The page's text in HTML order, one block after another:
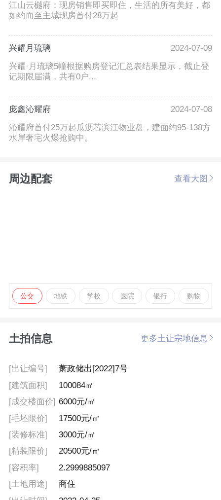
江山云樾府：现房销售即买即住，生活的所有美好，都
如约而至主城现房首付28万起
兴耀月琉璃
2024-07-09
兴耀·月琉璃5幢根据购房登记汇总表结果显示，截止登
记期限届满，共有0户...
庞鑫沁耀府
2024-07-08
沁耀府首付25万起瓜沥芯滨江物业盘，建面约95-138方
水岸奢宅火爆抢购中。
周边配套 查看大图
公交 地铁 学校 医院 银行 购物
土拍信息 更多土让宗地信息
[出让编号]
萧政储出[2022]7号
[建筑面积]
100084㎡
[成交楼面价] 6000元/㎡
[毛坯限价]
17500元/㎡
[装修标准]
3000元/㎡
[精装限价]
20500元/㎡
[容积率]
2.2999885097
[土地用途]
商住